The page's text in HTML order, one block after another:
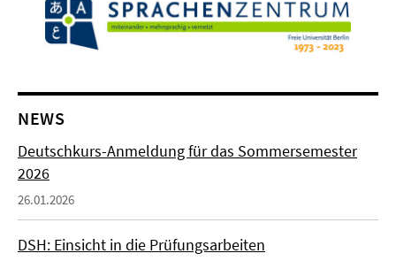
NEWS
Deutschkurs-Anmeldung für das Sommersemester
2026
26.01.2026
DSH: Einsicht in die Prüfungsarbeiten